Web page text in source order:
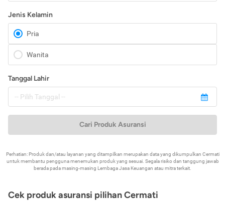
Jenis Kelamin
Pria
Wanita
Tanggal Lahir
Cari Produk Asuransi
Perhatian: Produk dan/atau layanan yang ditampilkan merupakan data yang dikumpulkan Cermati
untuk membantu pengguna menemukan produk yang sesuai. Segala risiko dan tanggung jawab
berada pada masing-masing Lembaga Jasa Keuangan atau mitra terkait.
Cek produk asuransi pilihan Cermati